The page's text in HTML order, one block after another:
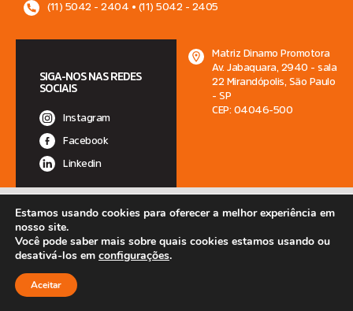
SIGA-NOS NAS REDES
SOCIAIS
Instagram
Facebook
Linkedin
Matriz Dinamo Promotora
Av. Jabaquara, 2940 - sala
22 Mirandópolis, São Paulo
- SP
CEP: 04046-500
(11) 5042 - 2404 • (11) 5042 - 2405
2025 MFRG ASSESSORIA DE COBRANÇA LTDA – CNPJ: 09.439.356/0001-09
•
Política de Privacidade | Segurança e Termo de Uso da Internet
Estamos usando cookies para oferecer a melhor experiência em
nosso site.
Você pode saber mais sobre quais cookies estamos usando ou
desativá-los em configurações.
Aceitar